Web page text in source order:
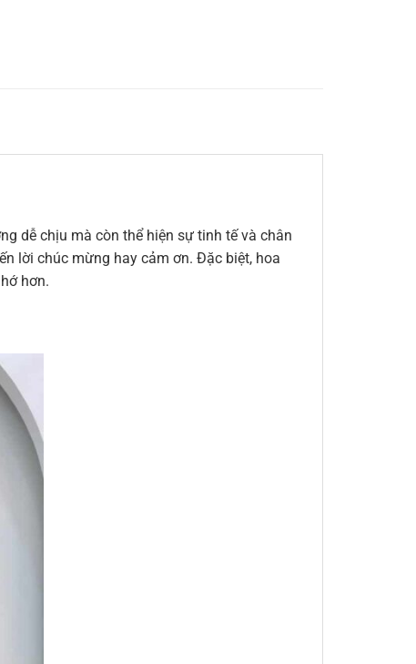
dễ chịu mà còn thể hiện sự tinh tế và chân
lời chúc mừng hay cảm ơn. Đặc biệt, hoa
hơn.